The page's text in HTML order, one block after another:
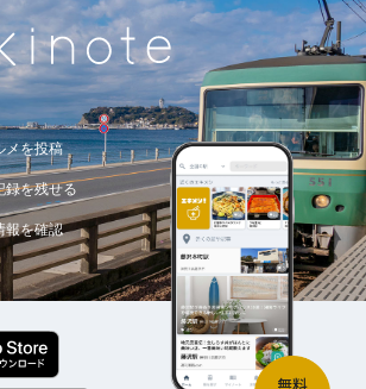
メを投稿
を残せる
報を確認